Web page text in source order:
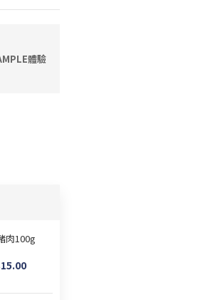
體驗
肉100g